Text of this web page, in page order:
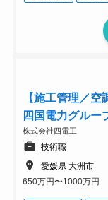
【施工管理／
四国電力グルー
株式会社四電工
技術職
愛媛県 大洲市
650万円〜1000万円